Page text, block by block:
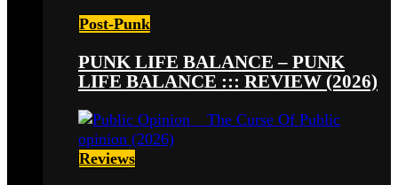
Post-Punk
PUNK LIFE BALANCE – PUNK
LIFE BALANCE ::: REVIEW (2026)
Reviews